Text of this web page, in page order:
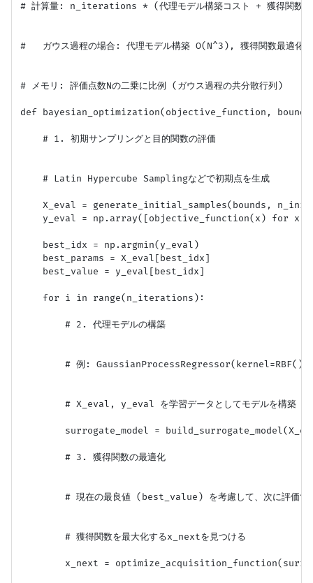
# 計算量: n_iterations * (代理モデル構築コスト + 獲得関数最
#   ガウス過程の場合: 代理モデル構築 O(N^3), 獲得関数最
# メモリ: 評価点数Nの二乗に比例 (ガウス過程の共分散行列)
def bayesian_optimization(objective_function,
    # 1. 初期サンプリングと目的関数の評価
    # Latin Hypercube Samplingなどで初期点を生成
X_eval = generate_initial_samples(bounds,
y_eval = np.array([objective_function(x) for x
    best_idx = np.argmin(y_eval)
    best_params = X_eval[best_idx]
    best_value = y_eval[best_idx]
    for i in range(n_iterations):
        # 2. 代理モデルの構築
        # 例: GaussianProcessRegressor(kernel=RBF())
        # X_eval, y_eval を学習データとしてモデルを構築
surrogate_model =
        # 3. 獲得関数の最適化
# 現在の最良値 (best_value) を考慮して、次に評価す
        # 獲得関数を最大化するx_nextを見つける
x_next =